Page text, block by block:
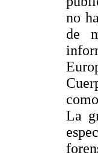
no
de
La